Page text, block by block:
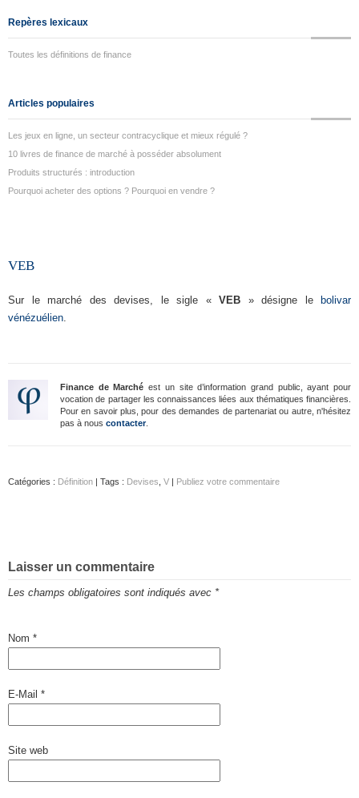
Repères lexicaux
Toutes les définitions de finance
Articles populaires
Les jeux en ligne, un secteur contracyclique et mieux régulé ?
10 livres de finance de marché à posséder absolument
Produits structurés : introduction
Pourquoi acheter des options ? Pourquoi en vendre ?
VEB
Sur le marché des devises, le sigle « VEB » désigne le
bolivar
vénézuélien.
Finance de Marché est un site d’information grand public, ayant pour
vocation de partager les connaissances liées aux thématiques financières.
Pour en savoir plus, pour des demandes de partenariat ou autre, n'hésitez
pas à nous contacter.
Catégories : Définition | Tags : Devises V | Publiez votre commentaire
Laisser un commentaire
Les champs obligatoires sont indiqués avec *
Nom *
E-Mail *
Site web